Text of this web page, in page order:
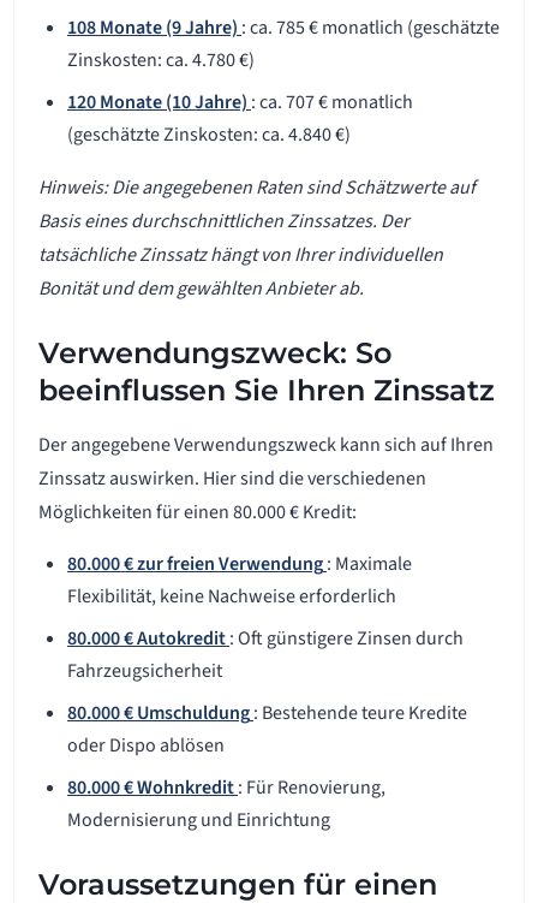
108 Monate (9 Jahre) : ca. 785 € monatlich (geschätzte
Zinskosten: ca. 4.780 €)
120 Monate (10 Jahre) : ca. 707 € monatlich
(geschätzte Zinskosten: ca. 4.840 €)
Hinweis: Die angegebenen Raten sind Schätzwerte auf
Basis eines durchschnittlichen Zinssatzes. Der
tatsächliche Zinssatz hängt von Ihrer individuellen
Bonität und dem gewählten Anbieter ab.
Verwendungszweck: So
beeinflussen Sie Ihren Zinssatz
Der angegebene Verwendungszweck kann sich auf Ihren
Zinssatz auswirken. Hier sind die verschiedenen
Möglichkeiten für einen 80.000 € Kredit:
80.000 € zur freien Verwendung: Maximale
Flexibilität, keine Nachweise erforderlich
80.000 € Autokredit: Oft günstigere Zinsen durch
Fahrzeugsicherheit
80.000 € Umschuldung: Bestehende teure Kredite
oder Dispo ablösen
80.000 € Wohnkredit: Für Renovierung,
Modernisierung und Einrichtung
Voraussetzungen für einen